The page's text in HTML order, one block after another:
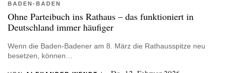
BADEN-BADEN
Ohne Parteibuch ins Rathaus – das funktioniert in
Deutschland immer häufiger
Wenn die Baden-Badener am 8. März die Rathausspitze neu
besetzen, können…